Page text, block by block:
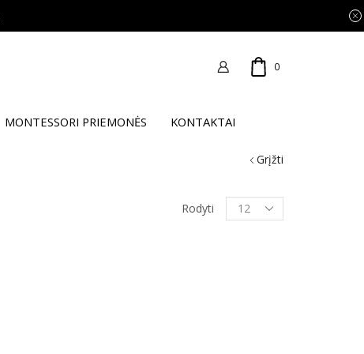
0
MONTESSORI PRIEMONĖS KONTAKTAI
Grįžti
Rodyti
Products
per